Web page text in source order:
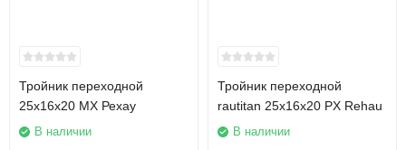
Тройник переходной
25х16х20 MX Рехау
В наличии
Тройник переходной
rautitan 25х16х20 PX Rehau
В наличии